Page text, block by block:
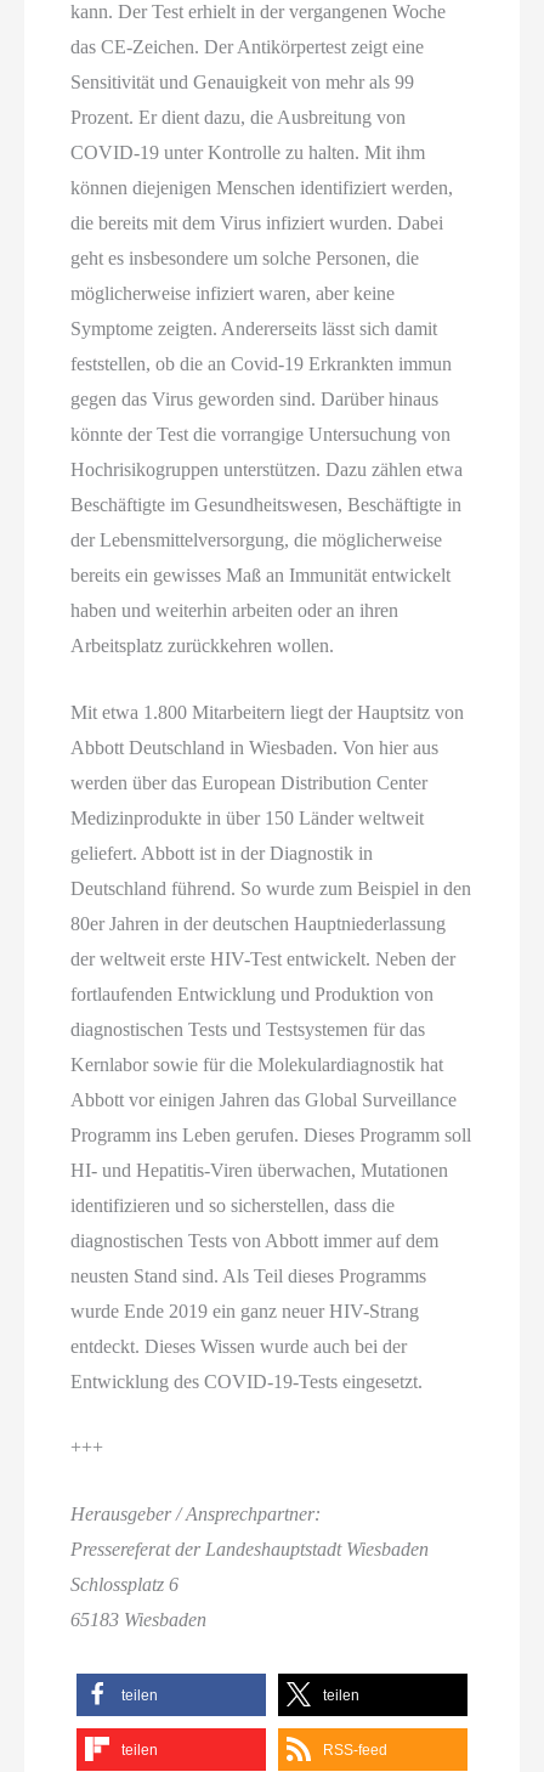
kann. Der Test erhielt in der vergangenen Woche
das CE-Zeichen. Der Antikörpertest zeigt eine
Sensitivität und Genauigkeit von mehr als 99
Prozent. Er dient dazu, die Ausbreitung von
COVID-19 unter Kontrolle zu halten. Mit ihm
können diejenigen Menschen identifiziert werden,
die bereits mit dem Virus infiziert wurden. Dabei
geht es insbesondere um solche Personen, die
möglicherweise infiziert waren, aber keine
Symptome zeigten. Andererseits lässt sich damit
feststellen, ob die an Covid-19 Erkrankten immun
gegen das Virus geworden sind. Darüber hinaus
könnte der Test die vorrangige Untersuchung von
Hochrisikogruppen unterstützen. Dazu zählen etwa
Beschäftigte im Gesundheitswesen, Beschäftigte in
der Lebensmittelversorgung, die möglicherweise
bereits ein gewisses Maß an Immunität entwickelt
haben und weiterhin arbeiten oder an ihren
Arbeitsplatz zurückkehren wollen.
Mit etwa 1.800 Mitarbeitern liegt der Hauptsitz von
Abbott Deutschland in Wiesbaden. Von hier aus
werden über das European Distribution Center
Medizinprodukte in über 150 Länder weltweit
geliefert. Abbott ist in der Diagnostik in
Deutschland führend. So wurde zum Beispiel in den
80er Jahren in der deutschen Hauptniederlassung
der weltweit erste HIV-Test entwickelt. Neben der
fortlaufenden Entwicklung und Produktion von
diagnostischen Tests und Testsystemen für das
Kernlabor sowie für die Molekulardiagnostik hat
Abbott vor einigen Jahren das Global Surveillance
Programm ins Leben gerufen. Dieses Programm soll
HI- und Hepatitis-Viren überwachen, Mutationen
identifizieren und so sicherstellen, dass die
diagnostischen Tests von Abbott immer auf dem
neusten Stand sind. Als Teil dieses Programms
wurde Ende 2019 ein ganz neuer HIV-Strang
entdeckt. Dieses Wissen wurde auch bei der
Entwicklung des COVID-19-Tests eingesetzt.
+++
Herausgeber / Ansprechpartner:
Pressereferat der Landeshauptstadt Wiesbaden
Schlossplatz 6
65183 Wiesbaden
teilen teilen
teilen RSS-feed